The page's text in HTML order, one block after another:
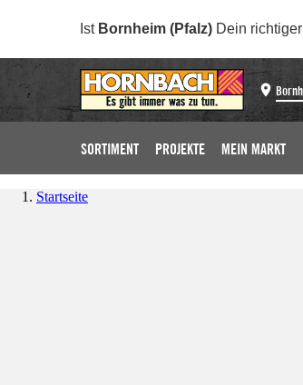
Ist Bornheim (Pfalz) Dein
SORTIMENT PROJEKTE MEIN MARKT
Startseite